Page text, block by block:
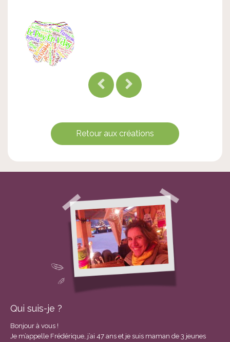
Retour aux créations
Qui suis-je ?
Bonjour à vous !
Je m’appelle Frédérique, j’ai 47 ans et je suis maman de 3 jeunes